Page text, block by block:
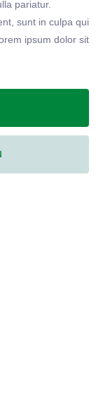
pariatur.
sunt in culpa qui
ipsum dolor sit